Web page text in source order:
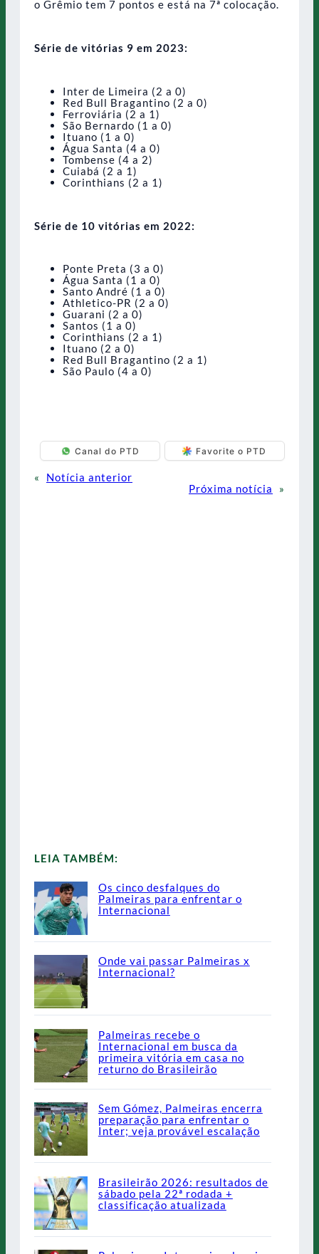
o Grêmio tem 7 pontos e está na 7ª colocação.
Série de vitórias 9 em 2023:
Inter de Limeira (2 a 0)
Red Bull Bragantino (2 a 0)
Ferroviária (2 a 1)
São Bernardo (1 a 0)
Ituano (1 a 0)
Água Santa (4 a 0)
Tombense (4 a 2)
Cuiabá (2 a 1)
Corinthians (2 a 1)
Série de 10 vitórias em 2022:
Ponte Preta (3 a 0)
Água Santa (1 a 0)
Santo André (1 a 0)
Athletico-PR (2 a 0)
Guarani (2 a 0)
Santos (1 a 0)
Corinthians (2 a 1)
Ituano (2 a 0)
Red Bull Bragantino (2 a 1)
São Paulo (4 a 0)
Canal do PTD Favorite o PTD
«
Notícia anterior
Próxima notícia
»
LEIA TAMBÉM:
Os cinco desfalques do
Palmeiras para enfrentar o
Internacional
Onde vai passar Palmeiras x
Internacional?
Palmeiras recebe o
Internacional em busca da
primeira vitória em casa no
returno do Brasileirão
Sem Gómez, Palmeiras encerra
preparação para enfrentar o
Inter; veja provável escalação
Brasileirão 2026: resultados de
sábado pela 22ª rodada +
classificação atualizada